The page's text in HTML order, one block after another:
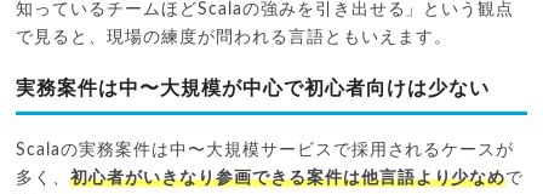
知っているチームほどScalaの強みを引き出せる」という観点
で見ると、現場の練度が問われる言語ともいえます。
実務案件は中〜大規模が中心で初心者向けは少ない
Scalaの実務案件は中〜大規模サービスで採用されるケースが
多く、初心者がいきなり参画できる案件は他言語より少なめで